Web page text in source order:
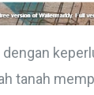
tanah